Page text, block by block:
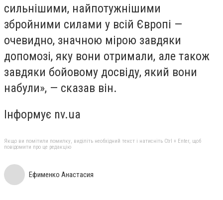
сильнішими, найпотужнішими
збройними силами у всій Європі —
очевидно, значною мірою завдяки
допомозі, яку вони отримали, але також
завдяки бойовому досвіду, який вони
набули», — сказав він.
Інформує nv.ua
Якщо ви помітили помилку, виділіть необхідний текст і натисніть Ctrl + Enter, щоб
повідомити про це редакцію
Ефименко Анастасия